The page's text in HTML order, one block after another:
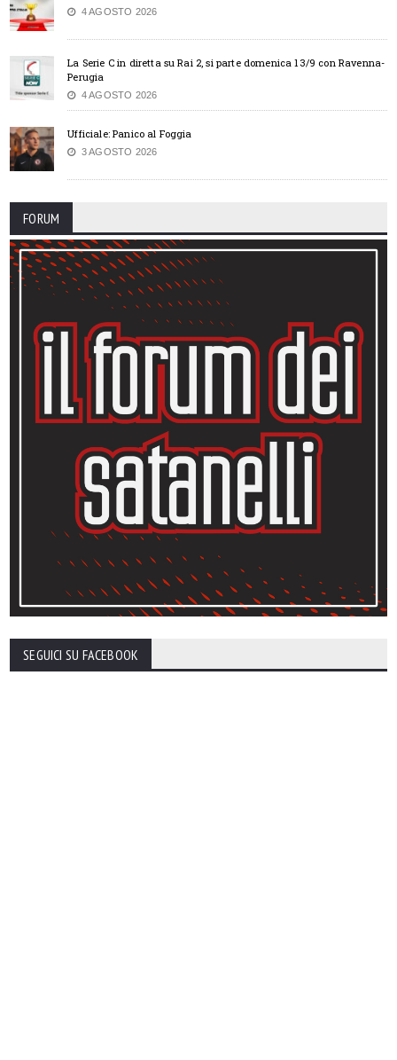
4 AGOSTO 2026
La Serie C in diretta su Rai 2, si parte domenica 13/9 con Ravenna-
Perugia
4 AGOSTO 2026
Ufficiale: Panico al Foggia
3 AGOSTO 2026
FORUM
SEGUICI SU FACEBOOK